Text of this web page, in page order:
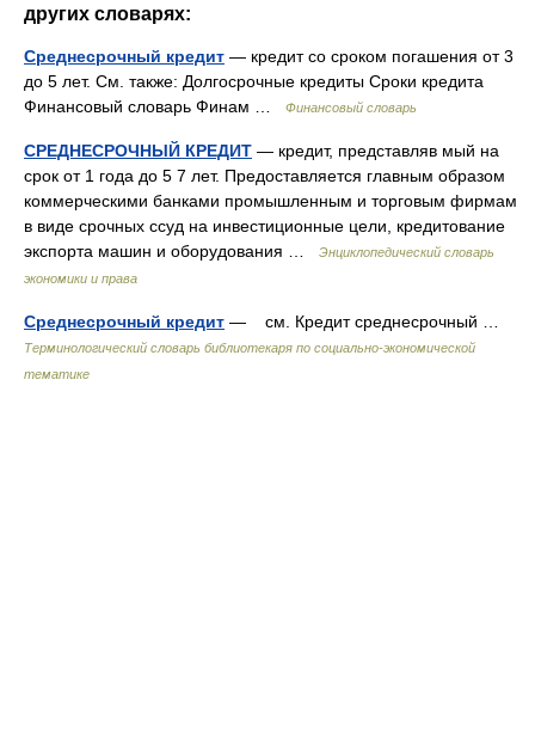
других словарях:
Среднесрочный кредит — кредит со сроком погашения от 3
до 5 лет. См. также: Долгосрочные кредиты Сроки кредита
Финансовый словарь Финам …
Финансовый словарь
СРЕДНЕСРОЧНЫЙ КРЕДИТ — кредит, представляв мый на
срок от 1 года до 5 7 лет. Предоставляется главным образом
коммерческими банками промышленным и торговым фирмам
в виде срочных ссуд на инвестиционные цели, кредитование
экспорта машин и оборудования …
Энциклопедический словарь
экономики и права
Среднесрочный кредит — см. Кредит среднесрочный …
Терминологический словарь библиотекаря по социально-экономической
тематике